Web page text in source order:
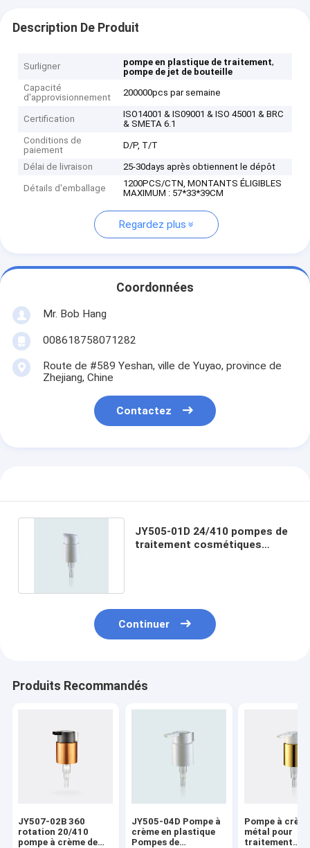
Description De Produit
Surligner pompe en plastique de traitement,
pompe de jet de bouteille
Capacité
d'approvisionnement
200000pcs par semaine
Certification
ISO14001 & IS09001 & ISO 45001 & BRC
& SMETA 6.1
Conditions de
paiement
D/P, T/T
Délai de livraison 25-30days après obtiennent le dépôt
Détails d'emballage
1200PCS/CTN, MONTANTS ÉLIGIBLES
MAXIMUM : 57*33*39CM
Regardez plus
Coordonnées
Mr. Bob Hang
008618758071282
Route de #589 Yeshan, ville de Yuyao, province de
Zhejiang, Chine
Contactez
JY505-01D 24/410 pompes de
traitement cosmétiques
Continuer
Produits Recommandés
JY507-02B 360
rotation 20/410
pompe à crème de
JY505-04D Pompe à
crème en plastique
Pompes de
Pompe à
métal pour
traitement